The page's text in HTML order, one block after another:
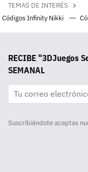
TEMAS DE INTERÉS
Códigos Infinity Nikki
RECIBE "3DJuegos
SEMANAL
Suscribiéndote aceptas